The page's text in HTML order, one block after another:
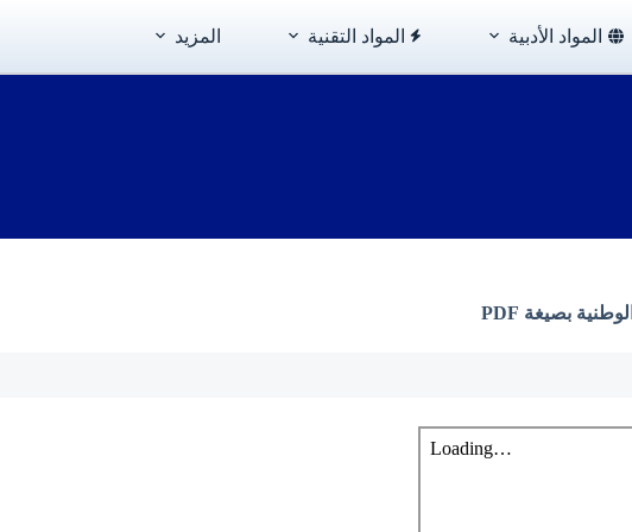
المواد الأدبية المواد التقنية المزيد